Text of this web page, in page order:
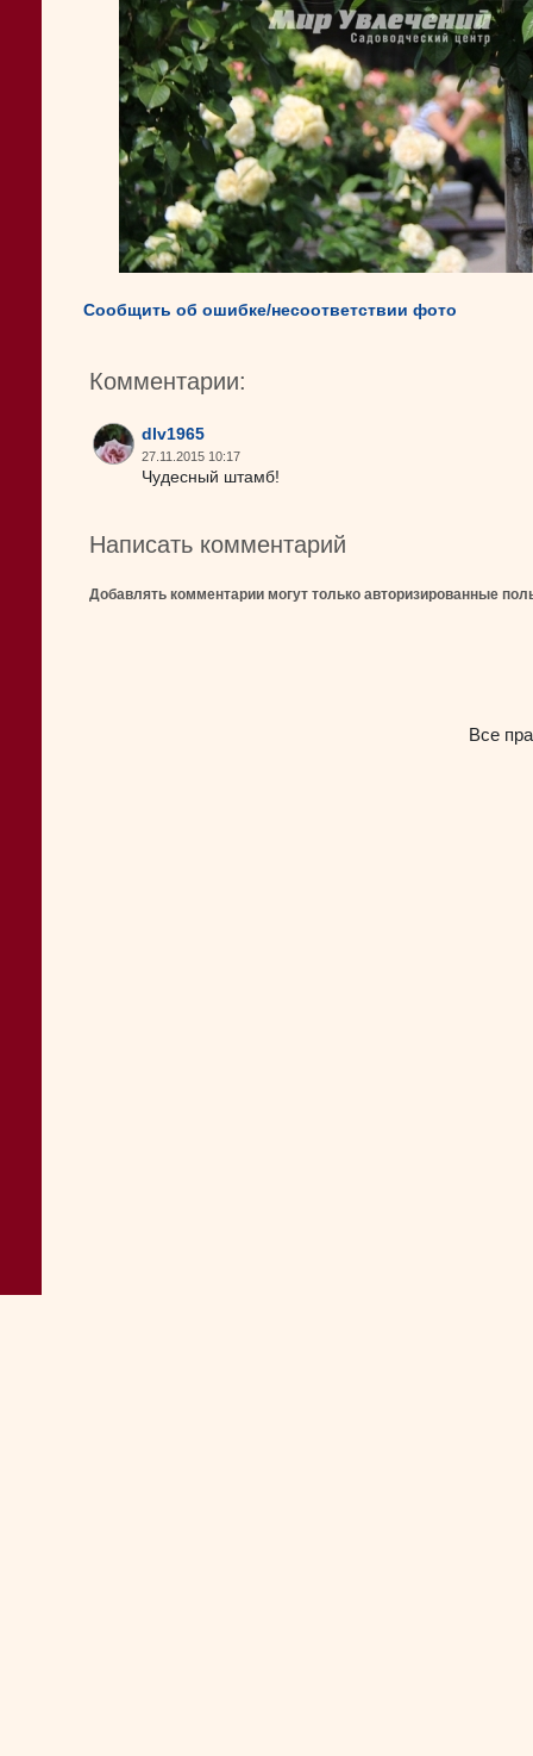
Сообщить об ошибке/несоответствии фото
Комментарии:
dlv1965
27.11.2015 10:17
Чудесный штамб!
Написать комментарий
Добавлять комментарии могут только авторизированные
Все